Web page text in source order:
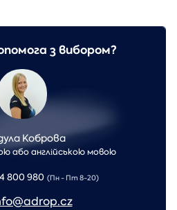
з вибором?
Коброва
або англійською мовою
800 980 (Пн - Пт 8-20)